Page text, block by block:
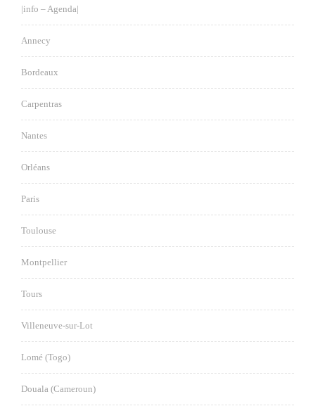
|info – Agenda|
Annecy
Bordeaux
Carpentras
Nantes
Orléans
Paris
Toulouse
Montpellier
Tours
Villeneuve-sur-Lot
Lomé (Togo)
Douala (Cameroun)